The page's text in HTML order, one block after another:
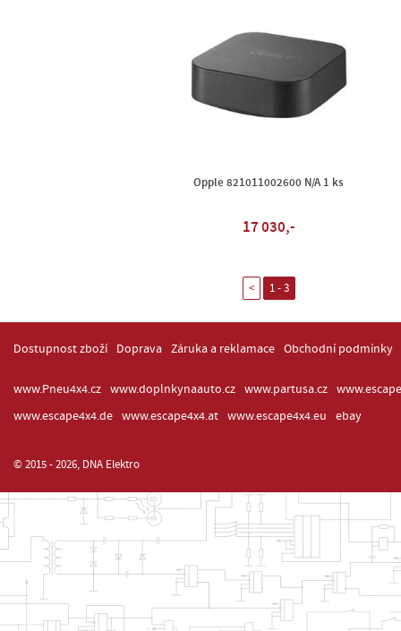
Opple 821011002600 N/A 1 ks
17 030,-
< 1 - 3
Dostupnost zboží Doprava Záruka a reklamace Obchodní podmínky
www.Pneu4x4.cz www.doplnkynaauto.cz www.partusa.cz
www.escape4x4.de
www.escape4x4.at www.escape4x4.eu ebay
© 2015 - 2026, DNA Elektro